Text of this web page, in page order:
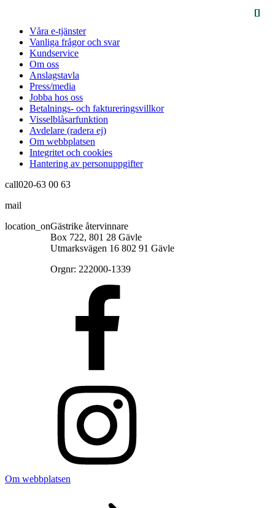
Våra e-tjänster
Vanliga frågor och svar
Kundservice
Om oss
Anslagstavla
Press/media
Jobba hos oss
Betalnings- och faktureringsvillkor
Visselblåsarfunktion
Avdelare (radera ej)
Om webbplatsen
Integritet och cookies
Hantering av personuppgifter
call020-63 00 63
mail
location_onGästrike återvinnare
Box 722, 801 28 Gävle
Utmarksvägen 16 802 91 Gävle
Orgnr: 222000-1339
Om webbplatsen